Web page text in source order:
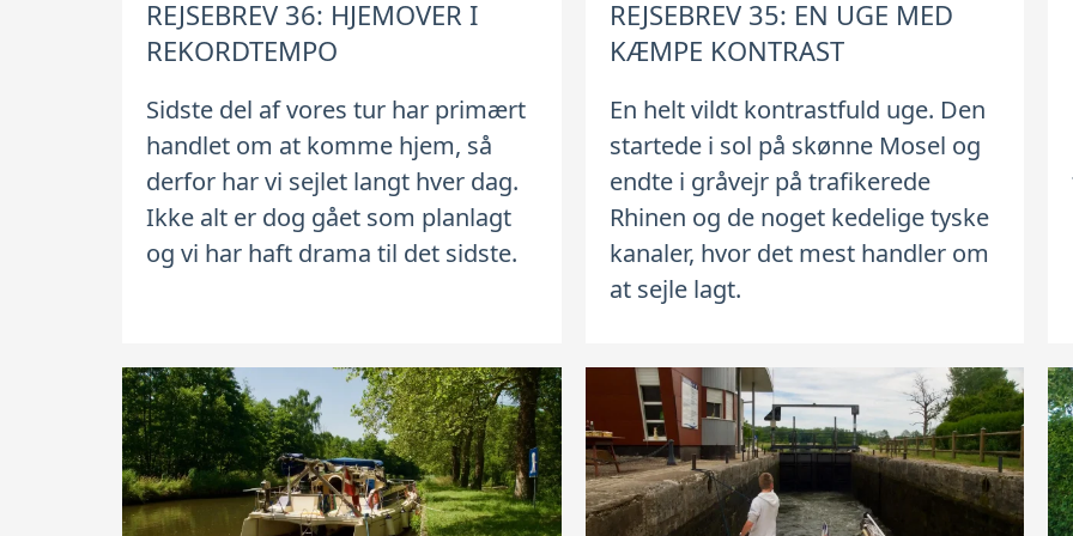
REJSEBREV 36: HJEMOVER I
REKORDTEMPO
Sidste del af vores tur har primært
handlet om at komme hjem, så
derfor har vi sejlet langt hver dag.
Ikke alt er dog gået som planlagt
og vi har haft drama til det sidste.
REJSEBREV 35: EN UGE MED
KÆMPE KONTRAST
En helt vildt kontrastfuld uge. Den
startede i sol på skønne Mosel og
endte i gråvejr på trafikerede
Rhinen og de noget kedelige tyske
kanaler, hvor det mest handler om
at sejle lagt.